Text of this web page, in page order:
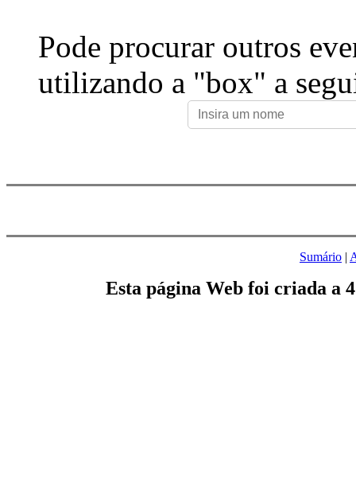
Pode procurar outros
utilizando a "box" a
Sumário |
Esta página Web foi criada a